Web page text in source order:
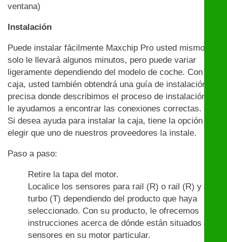
ventana)
Instalación
Puede instalar fácilmente Maxchip Pro usted mismo:
solo le llevará algunos minutos, pero puede variar
ligeramente dependiendo del modelo de coche. Con la
caja, usted también obtendrá una guía de instalación
precisa donde describimos el proceso de instalación y
le ayudamos a encontrar las conexiones correctas.
Si desea ayuda para instalar la caja, tiene la opción de
elegir que uno de nuestros proveedores la instale.
Paso a paso:
Retire la tapa del motor.
Localice los sensores para rail (R) o rail (R) y
turbo (T) dependiendo del producto que haya
seleccionado. Con su producto, le ofrecemos
instrucciones acerca de dónde están situados los
sensores en su motor particular.